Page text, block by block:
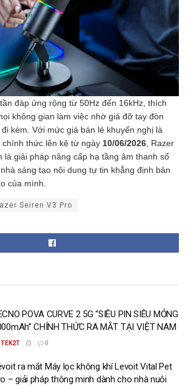
đáp ứng rộng từ 50Hz đến 16kHz, thích
không gian làm việc nhờ giá đỡ tay đòn
kèm. Với mức giá bán lẻ khuyến nghị là
chính thức lên kệ từ ngày 10/06/2026 , Razer
là giải pháp nâng cấp hạ tầng âm thanh số
sáng tạo nội dung tự tin khẳng định bản
của mình.
Seiren V3 Pro
POVA CURVE 2 5G “SIÊU PIN SIÊU MỎNG
CHÍNH THỨC RA MẮT TẠI VIỆT NAM
TEK2T 0
ra mắt Máy lọc không khí Levoit Vital Pet
– giải pháp thông minh dành cho nhà nuôi